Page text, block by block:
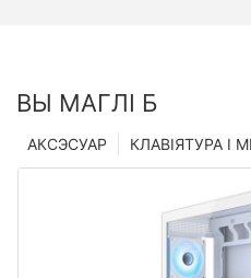
ВЫ МАГЛІ Б
КЛАВІЯТУРА І
АКСЭСУАР